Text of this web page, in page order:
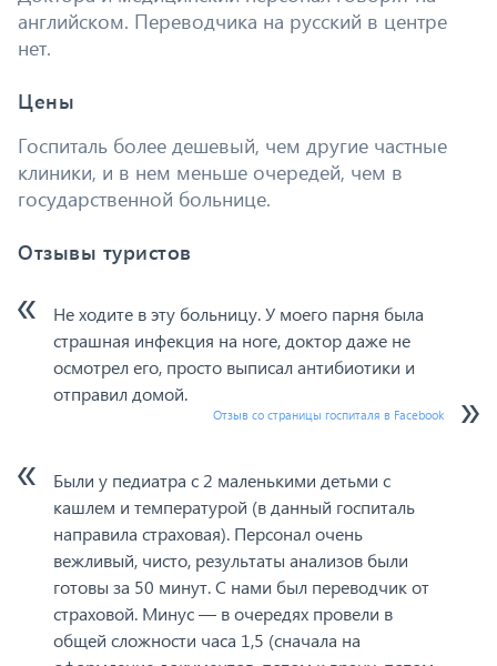
английском. Переводчика на русский в центре
нет.
Цены
Госпиталь более дешевый, чем другие частные
клиники, и в нем меньше очередей, чем в
государственной больнице.
Отзывы туристов
Не ходите в эту больницу. У моего парня была
страшная инфекция на ноге, доктор даже не
осмотрел его, просто выписал антибиотики и
отправил домой.
Отзыв со страницы госпиталя в Facebook
Были у педиатра с 2 маленькими детьми с
кашлем и температурой (в данный госпиталь
направила страховая). Персонал очень
вежливый, чисто, результаты анализов были
готовы за 50 минут. С нами был переводчик от
страховой. Минус — в очередях провели в
общей сложности часа 1,5 (сначала на